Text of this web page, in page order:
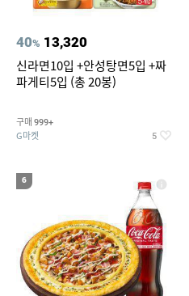
40% 13,320
신라면10입 +안성탕면5입 +짜
파게티5입 (총 20봉)
구매 999+
G마켓 5
6